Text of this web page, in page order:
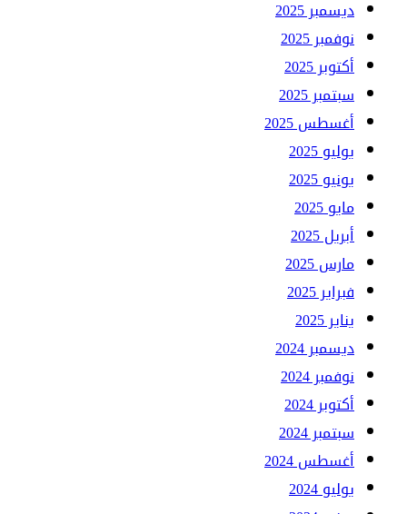
ديسمبر 2025
نوفمبر 2025
أكتوبر 2025
سبتمبر 2025
أغسطس 2025
يوليو 2025
يونيو 2025
مايو 2025
أبريل 2025
مارس 2025
فبراير 2025
يناير 2025
ديسمبر 2024
نوفمبر 2024
أكتوبر 2024
سبتمبر 2024
أغسطس 2024
يوليو 2024